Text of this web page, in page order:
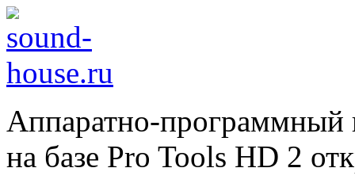
Аппаратно-программный
на базе Pro Tools HD 2